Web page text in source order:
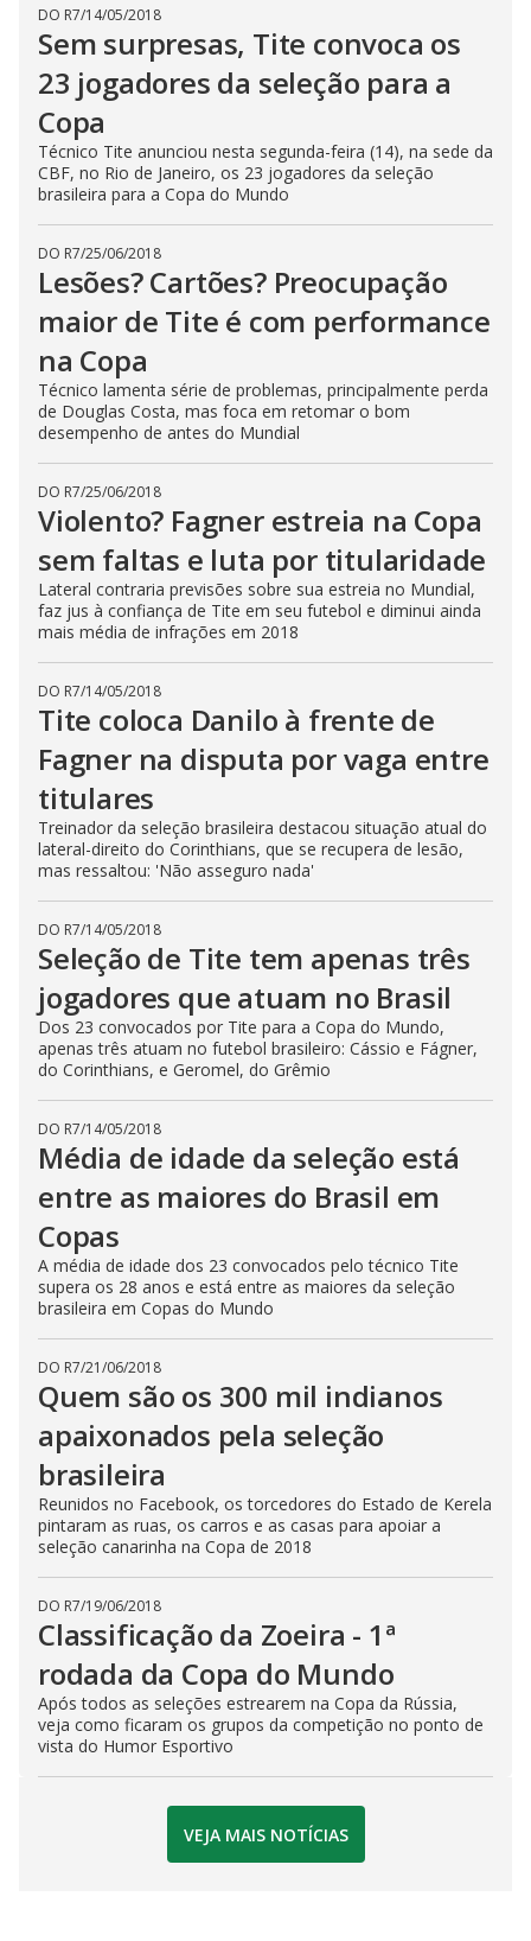
DO R7/14/05/2018
Sem surpresas, Tite convoca os
23 jogadores da seleção para a
Copa
Técnico Tite anunciou nesta segunda-feira (14), na sede da
CBF, no Rio de Janeiro, os 23 jogadores da seleção
brasileira para a Copa do Mundo
DO R7/25/06/2018
Lesões? Cartões? Preocupação
maior de Tite é com performance
na Copa
Técnico lamenta série de problemas, principalmente perda
de Douglas Costa, mas foca em retomar o bom
desempenho de antes do Mundial
DO R7/25/06/2018
Violento? Fagner estreia na Copa
sem faltas e luta por titularidade
Lateral contraria previsões sobre sua estreia no Mundial,
faz jus à confiança de Tite em seu futebol e diminui ainda
mais média de infrações em 2018
DO R7/14/05/2018
Tite coloca Danilo à frente de
Fagner na disputa por vaga entre
titulares
Treinador da seleção brasileira destacou situação atual do
lateral-direito do Corinthians, que se recupera de lesão,
mas ressaltou: 'Não asseguro nada'
DO R7/14/05/2018
Seleção de Tite tem apenas três
jogadores que atuam no Brasil
Dos 23 convocados por Tite para a Copa do Mundo,
apenas três atuam no futebol brasileiro: Cássio e Fágner,
do Corinthians, e Geromel, do Grêmio
DO R7/14/05/2018
Média de idade da seleção está
entre as maiores do Brasil em
Copas
A média de idade dos 23 convocados pelo técnico Tite
supera os 28 anos e está entre as maiores da seleção
brasileira em Copas do Mundo
DO R7/21/06/2018
Quem são os 300 mil indianos
apaixonados pela seleção
brasileira
Reunidos no Facebook, os torcedores do Estado de Kerela
pintaram as ruas, os carros e as casas para apoiar a
seleção canarinha na Copa de 2018
DO R7/19/06/2018
Classificação da Zoeira - 1ª
rodada da Copa do Mundo
Após todos as seleções estrearem na Copa da Rússia,
veja como ficaram os grupos da competição no ponto de
vista do Humor Esportivo
VEJA MAIS NOTÍCIAS